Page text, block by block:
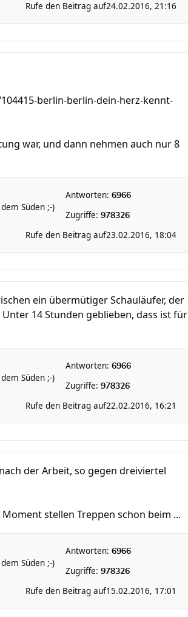
24.02.2016, 21:16
Rufe den Beitrag auf
berlin-berlin-dein-herz-kennt-
war, und dann nehmen auch nur 8
Süden ;-)
Antworten: 6966
Zugriffe: 978326
23.02.2016, 18:04
Rufe den Beitrag auf
ein übermütiger Schauläufer, der
14 Stunden geblieben, dass ist für
Süden ;-)
Antworten: 6966
Zugriffe: 978326
22.02.2016, 16:21
Rufe den Beitrag auf
der Arbeit, so gegen dreiviertel
stellen Treppen schon beim ...
Süden ;-)
Antworten: 6966
Zugriffe: 978326
15.02.2016, 17:01
Rufe den Beitrag auf